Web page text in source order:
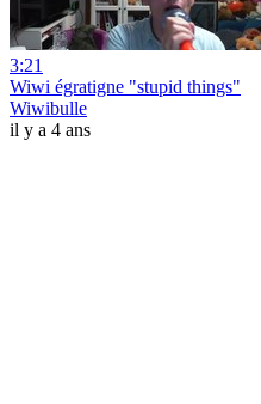
3:21
Wiwi égratigne "stupid things"
Wiwibulle
il y a 4 ans